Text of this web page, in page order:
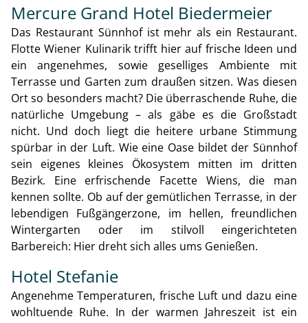
Mercure Grand Hotel Biedermeier
Das Restaurant Sünnhof ist mehr als ein Restaurant.
Flotte Wiener Kulinarik trifft hier auf frische Ideen und
ein angenehmes, sowie geselliges Ambiente mit
Terrasse und Garten zum draußen sitzen. Was diesen
Ort so besonders macht? Die überraschende Ruhe, die
natürliche Umgebung – als gäbe es die Großstadt
nicht. Und doch liegt die heitere urbane Stimmung
spürbar in der Luft. Wie eine Oase bildet der Sünnhof
sein eigenes kleines Ökosystem mitten im dritten
Bezirk. Eine erfrischende Facette Wiens, die man
kennen sollte. Ob auf der gemütlichen Terrasse, in der
lebendigen Fußgängerzone, im hellen, freundlichen
Wintergarten oder im stilvoll eingerichteten
Barbereich: Hier dreht sich alles ums Genießen.
Hotel Stefanie
Angenehme Temperaturen, frische Luft und dazu eine
wohltuende Ruhe. In der warmen Jahreszeit ist ein